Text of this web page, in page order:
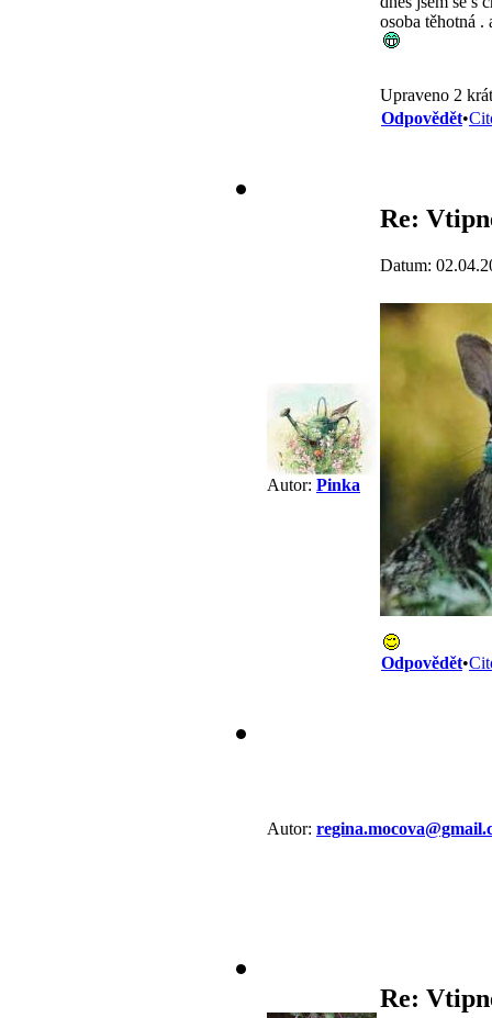
osoba těhotná
Upraveno 2
Odpovědět•
Autor: Pinka
Re:
Datum:
Odpovědět•
Autor:
Re: